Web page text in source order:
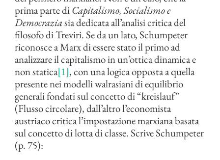
prima parte diCapitalismo, Socialismo e
Democraziasia dedicata all’analisi critica del
filosofo di Treviri. Se da un lato, Schumpeter
riconosce a Marx di essere stato il primo ad
analizzare il capitalismo in un’ottica dinamica e
non statica[1], con una logica opposta a quella
presente nei modelli walrasiani di equilibrio
generali fondati sul concetto di “kreislauf”
(Flusso circolare), dall’altro l’economista
austriaco critica l’impostazione marxiana basata
sul concetto di lotta di classe. Scrive Schumpeter
(p. 75):